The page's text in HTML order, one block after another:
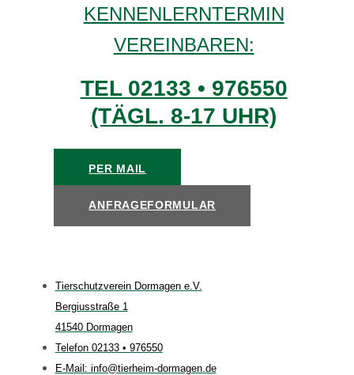
KENNENLERNTERMIN
VEREINBAREN:
TEL 02133 • 976550
(TÄGL. 8-17 UHR)
PER MAIL
ANFRAGEFORMULAR
Tierschutzverein Dormagen e.V.
Bergiusstraße 1
41540 Dormagen
Telefon 02133 • 976550
E-Mail: info@tierheim-dormagen.de